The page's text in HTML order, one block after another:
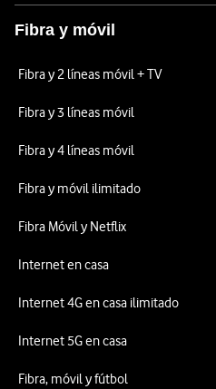
Fibra y móvil
Fibra y 2 líneas móvil + TV
Fibra y 3 líneas móvil
Fibra y 4 líneas móvil
Fibra y móvil ilimitado
Fibra Móvil y Netflix
Internet en casa
Internet 4G en casa ilimitado
Internet 5G en casa
Fibra, móvil y fútbol